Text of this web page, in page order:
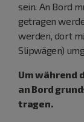
sein. An Bord
getragen
werden, dort
Slipwägen)
Um während
an Bord
tragen.